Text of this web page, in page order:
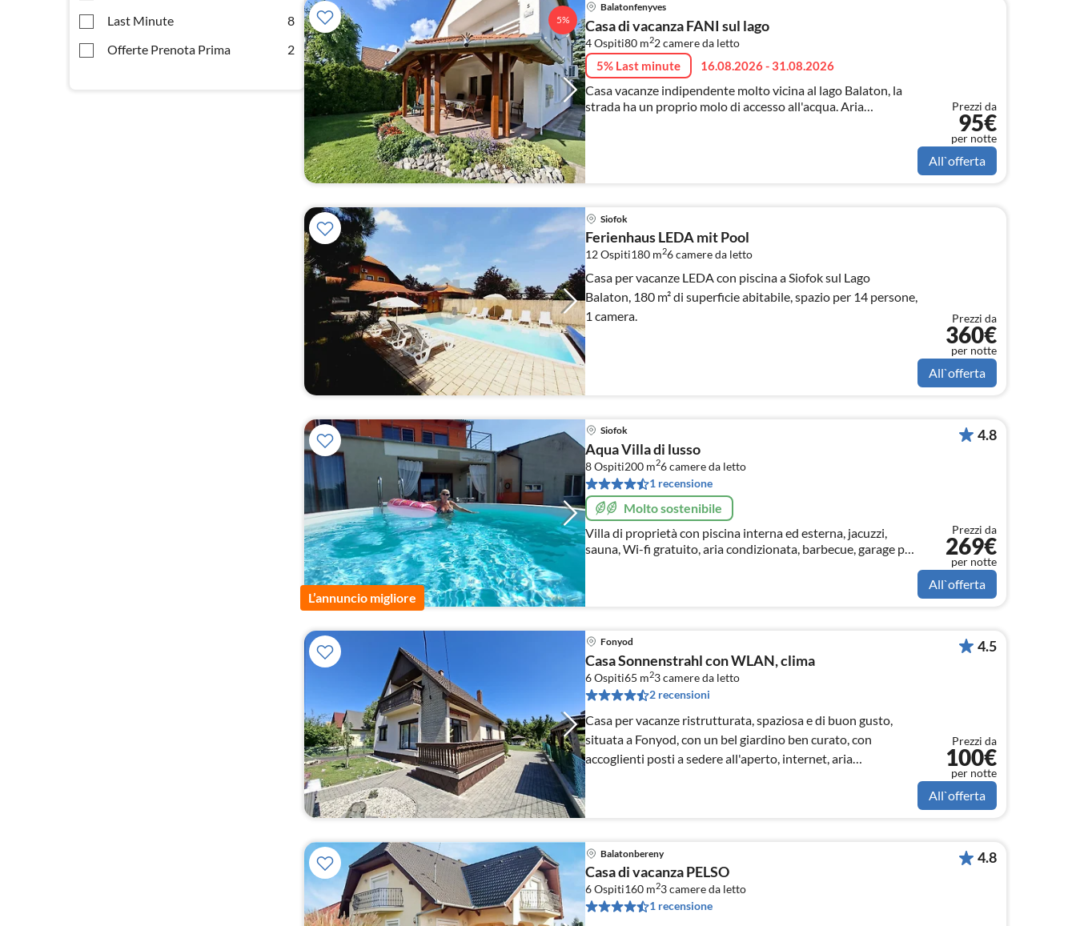
Last Minute
8
Offerte Prenota Prima
2
5%
Balatonfenyves
Casa di vacanza FANI sul lago
4 Ospiti80 m22camere da letto
5% Last minute 16.08.2026 - 31.08.2026
Casa vacanze indipendente molto vicina al lago Balaton, la
strada ha un proprio molo di accesso all'acqua. Aria
semplicemente fantastica!
Prezzi da
95€
per notte
All`offerta
Siofok
Ferienhaus LEDA mit Pool
12 Ospiti180 m26camere da letto
Casa per vacanze LEDA con piscina a Siofok sul Lago
Balaton, 180 m² di superficie abitabile, spazio per 14 persone,
1 camera.
Prezzi da
360€
per notte
All`offerta
L’annuncio migliore
Siofok
Aqua Villa di lusso
8 Ospiti200 m26camere da letto
1 recensione
Molto sostenibile
Villa di proprietà con piscina interna ed esterna, jacuzzi,
sauna, Wi-fi gratuito, aria condizionata, barbecue, garage per
4.8
Prezzi da
269€
per notte
All`offerta
Fonyod
Casa Sonnenstrahl con WLAN, clima
6 Ospiti65 m23camere da letto
2 recensioni
Casa per vacanze ristrutturata, spaziosa e di buon gusto,
situata a Fonyod, con un bel giardino ben curato, con
accoglienti posti a sedere all'aperto, internet, aria
condizionata.
4.5
Prezzi da
100€
per notte
All`offerta
Balatonbereny
Casa di vacanza PELSO
6 Ospiti160 m23camere da letto
1 recensione
4.8